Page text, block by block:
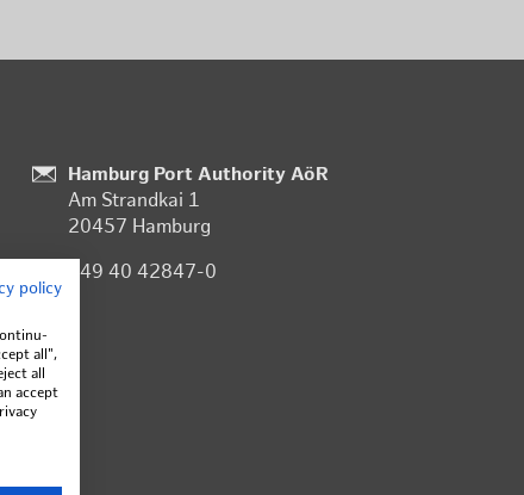
:
Hamburg Port Authority AöR
Am Strand­kai 1
20457 Ham­burg
+49 40 42847-0
pol­icy
all",
all
ac­cept